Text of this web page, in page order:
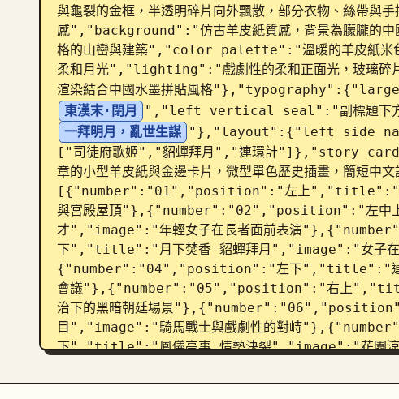
與龜裂的金框，半透明碎片向外飄散，部分衣物、絲帶與
感","background":"仿古羊皮紙質感，背景為朦朧的中
格的山巒與建築","color palette":"溫暖的羊皮紙米色
柔和月光","lighting":"戲劇性的柔和正面光，玻璃碎片
渲染結合中國水墨拼貼風格
東漢末·閉月
","left vertical seal":"副標題下方
一拜明月，亂世生謀 "},"layout":{"left side
["司徒府歌姬","貂蟬拜月","連環計"]},"story
章的小型羊皮紙與金邊卡片，微型單色歷史插畫，簡短
[{"number":"01","position":"左上","title":"亂
與宮殿屋頂"},{"number":"02","position":"左中
才","image":"年輕女子在長者面前表演
下","title":"月下焚香 貂蟬拜月","image":"女子在
{"number":"04","position":"左下","title":"連環
會議"},{"number":"05","position":"右上
治下的黑暗朝廷場景
目","image":"騎馬戰士與戲劇性的對峙
下","title":"鳳儀亭事 情勢決裂","image":"花園涼
的事件後續場景"}]},"bottom